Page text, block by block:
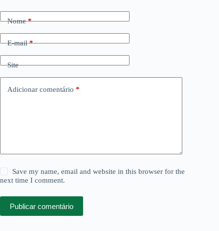
Nome*
E-mail*
Site
Adicionar comentário *
Save my name, email and website in this browser for the
next time I comment.
Publicar comentário